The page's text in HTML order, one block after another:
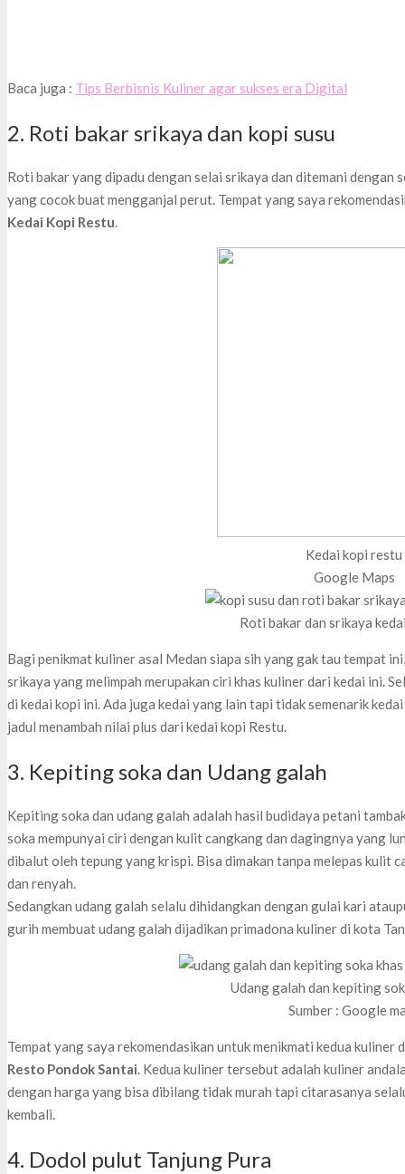
Baca juga : Tips Berbisnis Kuliner agar sukses era Digital
2. Roti bakar srikaya dan kopi susu
Roti bakar yang dipadu dengan selai srikaya dan ditemani dengan
yang cocok buat mengganjal perut. Tempat yang saya
Kedai Kopi Restu.
Kedai kopi restu
Google Maps
Roti bakar dan srikaya
Bagi penikmat kuliner asal Medan siapa sih yang gak tau tempat
srikaya yang melimpah merupakan ciri khas kuliner dari kedai ini.
di kedai kopi ini. Ada juga kedai yang lain tapi tidak semenarik
jadul menambah nilai plus dari kedai kopi Restu.
3. Kepiting soka dan Udang galah
Kepiting soka dan udang galah adalah hasil budidaya petani
soka mempunyai ciri dengan kulit cangkang dan dagingnya yang
dibalut oleh tepung yang krispi. Bisa dimakan tanpa melepas kulit
dan renyah.
Sedangkan udang galah selalu dihidangkan dengan gulai kari
gurih membuat udang galah dijadikan primadona kuliner di kota
Udang galah dan kepiting
Sumber : Google
Tempat yang saya rekomendasikan untuk menikmati kedua kuliner
Resto Pondok Santai. Kedua kuliner tersebut adalah kuliner
dengan harga yang bisa dibilang tidak murah tapi citarasanya
kembali.
4. Dodol pulut Tanjung Pura